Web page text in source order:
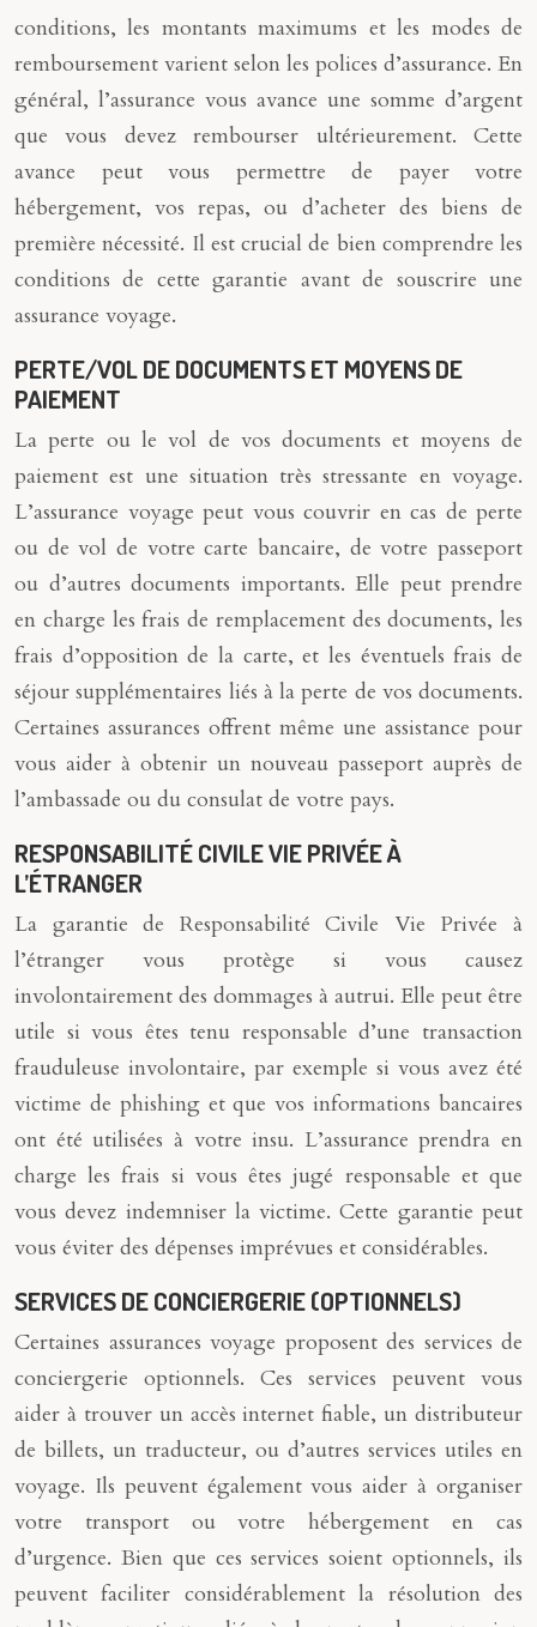
conditions, les montants maximums et les modes de
remboursement varient selon les polices d’assurance. En
général, l’assurance vous avance une somme d’argent
que vous devez rembourser ultérieurement. Cette
avance peut vous permettre de payer votre
hébergement, vos repas, ou d’acheter des biens de
première nécessité. Il est crucial de bien comprendre les
conditions de cette garantie avant de souscrire une
assurance voyage.
PERTE/VOL DE DOCUMENTS ET MOYENS DE
PAIEMENT
La perte ou le vol de vos documents et moyens de
paiement est une situation très stressante en voyage.
L’assurance voyage peut vous couvrir en cas de perte
ou de vol de votre carte bancaire, de votre passeport
ou d’autres documents importants. Elle peut prendre
en charge les frais de remplacement des documents, les
frais d’opposition de la carte, et les éventuels frais de
séjour supplémentaires liés à la perte de vos documents.
Certaines assurances offrent même une assistance pour
vous aider à obtenir un nouveau passeport auprès de
l’ambassade ou du consulat de votre pays.
RESPONSABILITÉ CIVILE VIE PRIVÉE À
L’ÉTRANGER
La garantie de Responsabilité Civile Vie Privée à
l’étranger vous protège si vous causez
involontairement des dommages à autrui. Elle peut être
utile si vous êtes tenu responsable d’une transaction
frauduleuse involontaire, par exemple si vous avez été
victime de phishing et que vos informations bancaires
ont été utilisées à votre insu. L’assurance prendra en
charge les frais si vous êtes jugé responsable et que
vous devez indemniser la victime. Cette garantie peut
vous éviter des dépenses imprévues et considérables.
SERVICES DE CONCIERGERIE (OPTIONNELS)
Certaines assurances voyage proposent des services de
conciergerie optionnels. Ces services peuvent vous
aider à trouver un accès internet fiable, un distributeur
de billets, un traducteur, ou d’autres services utiles en
voyage. Ils peuvent également vous aider à organiser
votre transport ou votre hébergement en cas
d’urgence. Bien que ces services soient optionnels, ils
peuvent faciliter considérablement la résolution des